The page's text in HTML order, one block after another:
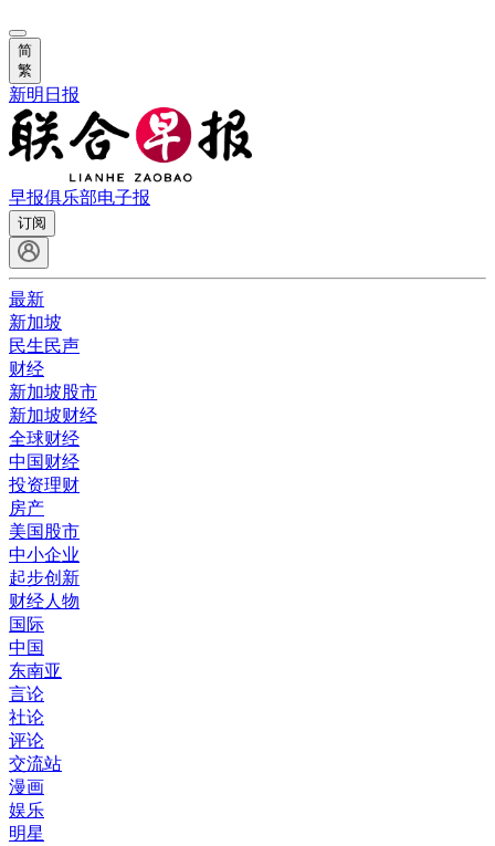
简
繁
新明日报
早报俱乐部电子报
订阅
最新
新加坡
民生民声
财经
新加坡股市
新加坡财经
全球财经
中国财经
投资理财
房产
美国股市
中小企业
起步创新
财经人物
国际
中国
东南亚
言论
社论
评论
交流站
漫画
娱乐
明星